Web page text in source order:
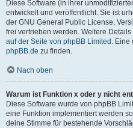
Diese Software (in ihrer
entwickelt und veröffentlicht. Sie ist
der GNU General Public License,
frei vertrieben werden. Weitere Details
auf der Seite von phpBB Limited . Eine
phpBB.de zu finden.
Nach oben
Warum ist Funktion x oder y nicht
Diese Software wurde von phpBB
eine Funktion implementiert werden
deine Stimme für bestehende